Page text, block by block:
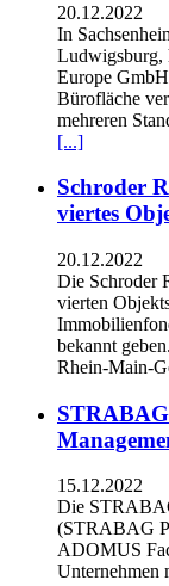
20.12.2022
In
Ludwigsburg,
Europe
Bürofläche
mehreren
[...]
Schroder
viertes
20.12.2022
Die Schroder
vierten
bekannt
Rhein-Main-
15.12.2022
Die
(STRABAG
ADOMUS
Unternehmen